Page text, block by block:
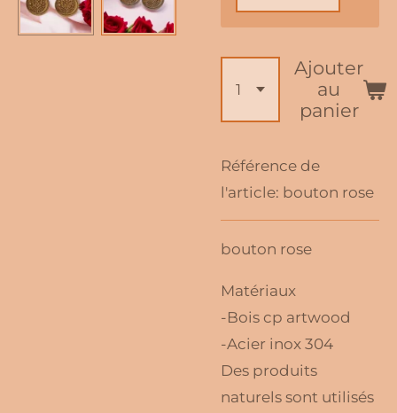
Ajouter
au
panier
Référence de
l'article: bouton rose
bouton rose
Matériaux
-Bois cp artwood
-Acier inox 304
Des produits
naturels sont utilisés